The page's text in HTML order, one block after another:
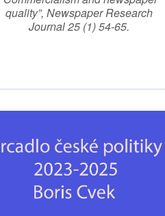
quality”, Newspaper Research
Journal 25 (1) 54-65.